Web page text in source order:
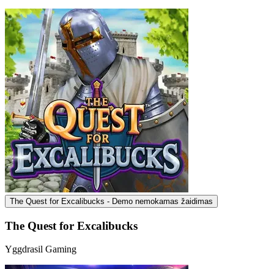
The Quest for Excalibucks - Demo nemokamas žaidimas
The Quest for Excalibucks
Yggdrasil Gaming